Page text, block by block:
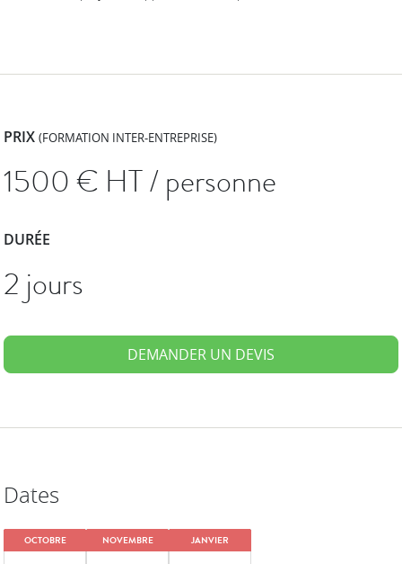
PRIX(FORMATION INTER-ENTREPRISE)
1500€ HT / personne
DURÉE
2 jours
DEMANDER UN DEVIS
Dates
OCTOBRE NOVEMBRE JANVIER